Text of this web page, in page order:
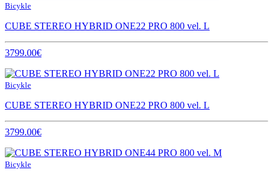
Bicykle
CUBE STEREO HYBRID ONE22 PRO 800 vel. L
3799.00€
Bicykle
CUBE STEREO HYBRID ONE22 PRO 800 vel. L
3799.00€
Bicykle